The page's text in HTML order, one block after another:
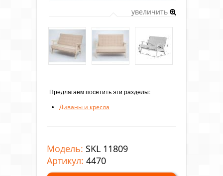
увеличить
Предлагаем посетить эти разделы:
Диваны и кресла
Модель: SKL 11809
Артикул: 4470